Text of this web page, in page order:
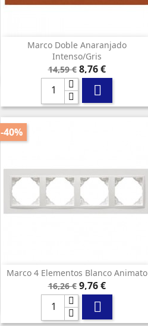
Marco Doble Anaranjado
Intenso/gris
Precio
base
14,59 € Precio
8,76 €

 Vista rápida
Marco 4 Elementos Blanco Animato
Precio
base
16,26 €
-40%
Precio
9,76 €

 Vista rápida